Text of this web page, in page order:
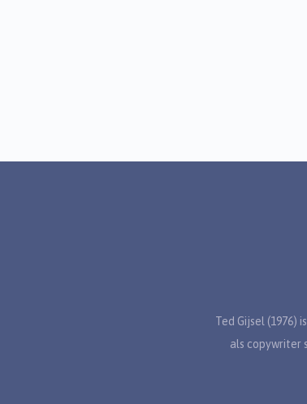
Ted Gijsel (1976)
als copywriter